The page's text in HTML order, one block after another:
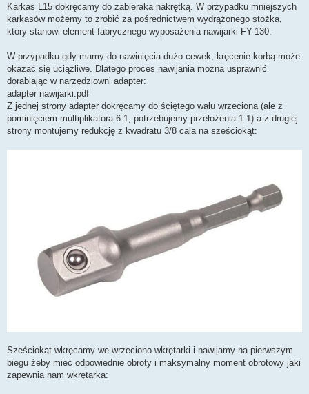
Karkas L15 dokręcamy do zabieraka nakrętką. W przypadku mniejszych
karkasów możemy to zrobić za pośrednictwem wydrążonego stożka,
który stanowi element fabrycznego wyposażenia nawijarki FY-130.
W przypadku gdy mamy do nawinięcia dużo cewek, kręcenie korbą może
okazać się uciążliwe. Dlatego proces nawijania można usprawnić
dorabiając w narzędziowni adapter:
adapter nawijarki.pdf
Z jednej strony adapter dokręcamy do ściętego wału wrzeciona (ale z
pominięciem multiplikatora 6:1, potrzebujemy przełożenia 1:1) a z drugiej
strony montujemy redukcję z kwadratu 3/8 cala na sześciokąt:
Sześciokąt wkręcamy we wrzeciono wkrętarki i nawijamy na pierwszym
biegu żeby mieć odpowiednie obroty i maksymalny moment obrotowy jaki
zapewnia nam wkrętarka: